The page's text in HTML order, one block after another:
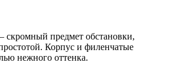
скромный предмет обстановки,
Корпус и филенчатые
нежного оттенка.